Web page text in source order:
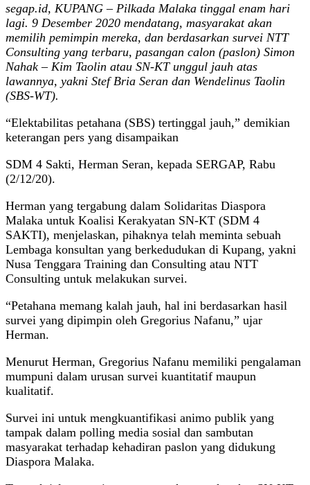
segap.id, KUPANG – Pilkada Malaka tinggal enam hari
lagi. 9 Desember 2020 mendatang, masyarakat akan
memilih pemimpin mereka, dan berdasarkan survei NTT
Consulting yang terbaru, pasangan calon (paslon) Simon
Nahak – Kim Taolin atau SN-KT unggul jauh atas
lawannya, yakni Stef Bria Seran dan Wendelinus Taolin
(SBS-WT).
“Elektabilitas petahana (SBS) tertinggal jauh,” demikian
keterangan pers yang disampaikan
SDM 4 Sakti, Herman Seran, kepada SERGAP, Rabu
(2/12/20).
Herman yang tergabung dalam Solidaritas Diaspora
Malaka untuk Koalisi Kerakyatan SN-KT (SDM 4
SAKTI), menjelaskan, pihaknya telah meminta sebuah
Lembaga konsultan yang berkedudukan di Kupang, yakni
Nusa Tenggara Training dan Consulting atau NTT
Consulting untuk melakukan survei.
“Petahana memang kalah jauh, hal ini berdasarkan hasil
survei yang dipimpin oleh Gregorius Nafanu,” ujar
Herman.
Menurut Herman, Gregorius Nafanu memiliki pengalaman
mumpuni dalam urusan survei kuantitatif maupun
kualitatif.
Survei ini untuk mengkuantifikasi animo publik yang
tampak dalam polling media sosial dan sambutan
masyarakat terhadap kehadiran paslon yang didukung
Diaspora Malaka.